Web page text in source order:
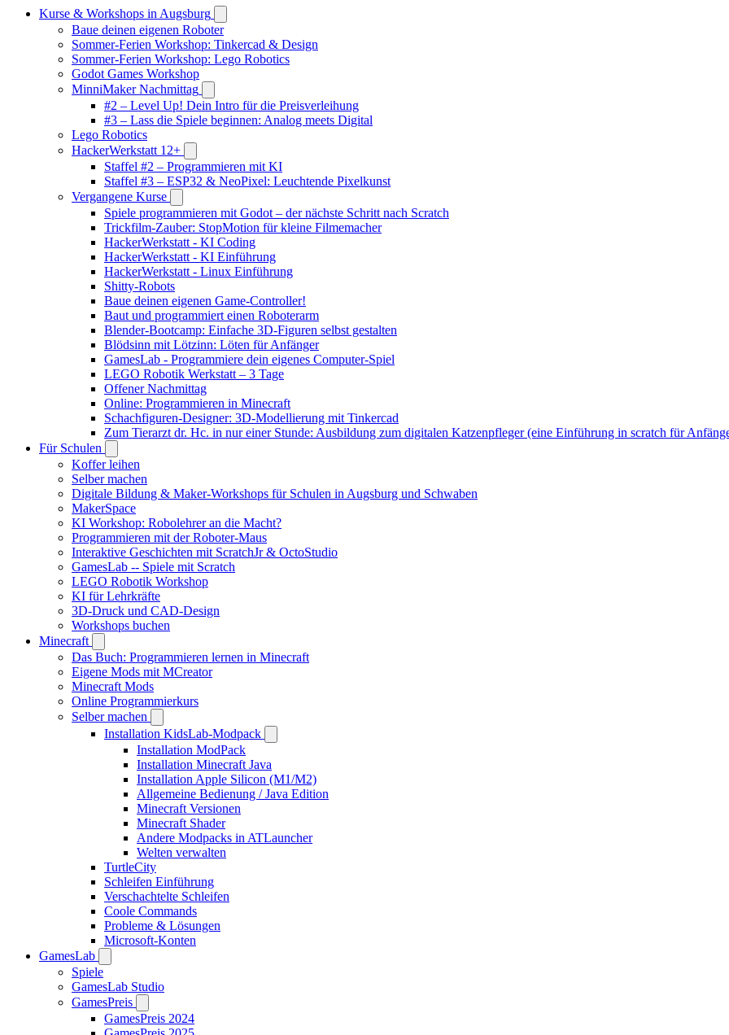
Kurse & Workshops in Augsburg
Baue deinen eigenen Roboter
Sommer-Ferien Workshop: Tinkercad & Design
Sommer-Ferien Workshop: Lego Robotics
Godot Games Workshop
MinniMaker Nachmittag
#2 – Level Up! Dein Intro für die Preisverleihung
#3 – Lass die Spiele beginnen: Analog meets Digital
Lego Robotics
HackerWerkstatt 12+
Staffel #2 – Programmieren mit KI
Staffel #3 – ESP32 & NeoPixel: Leuchtende Pixelkunst
Vergangene Kurse
Spiele programmieren mit Godot – der nächste Schritt nach Scratch
Trickfilm-Zauber: StopMotion für kleine Filmemacher
HackerWerkstatt - KI Coding
HackerWerkstatt - KI Einführung
HackerWerkstatt - Linux Einführung
Shitty-Robots
Baue deinen eigenen Game-Controller!
Baut und programmiert einen Roboterarm
Blender-Bootcamp: Einfache 3D-Figuren selbst gestalten
Blödsinn mit Lötzinn: Löten für Anfänger
GamesLab - Programmiere dein eigenes Computer-Spiel
LEGO Robotik Werkstatt – 3 Tage
Offener Nachmittag
Online: Programmieren in Minecraft
Schachfiguren-Designer: 3D-Modellierung mit Tinkercad
Zum Tierarzt dr. Hc. in nur einer Stunde: Ausbildung zum digitalen Katzenpfleger (eine Einführung in scratch für
Für Schulen
Koffer leihen
Selber machen
Digitale Bildung & Maker-Workshops für Schulen in Augsburg und Schwaben
MakerSpace
KI Workshop: Robolehrer an die Macht?
Programmieren mit der Roboter-Maus
Interaktive Geschichten mit ScratchJr & OctoStudio
GamesLab -- Spiele mit Scratch
LEGO Robotik Workshop
KI für Lehrkräfte
3D-Druck und CAD-Design
Workshops buchen
Minecraft
Das Buch: Programmieren lernen in Minecraft
Eigene Mods mit MCreator
Minecraft Mods
Online Programmierkurs
Selber machen
Installation KidsLab-Modpack
Installation ModPack
Installation Minecraft Java
Installation Apple Silicon (M1/M2)
Allgemeine Bedienung / Java Edition
Minecraft Versionen
Minecraft Shader
Andere Modpacks in ATLauncher
Welten verwalten
TurtleCity
Schleifen Einführung
Verschachtelte Schleifen
Coole Commands
Probleme & Lösungen
Microsoft-Konten
GamesLab
Spiele
GamesLab Studio
GamesPreis
GamesPreis 2024